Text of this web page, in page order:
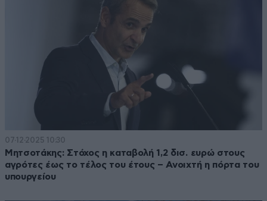
07·12·2025 10:30
Μητσοτάκης: Στόχος η καταβολή 1,2 δισ. ευρώ στους
αγρότες έως το τέλος του έτους – Ανοιχτή η πόρτα του
υπουργείου